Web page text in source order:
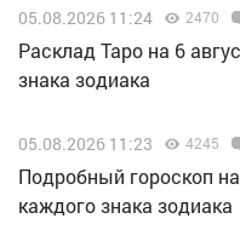
05.08.2026 11:24 2470
Расклад Таро на 6
знака зодиака
05.08.2026 11:23 4245
Подробный гороскоп
каждого знака зодиака